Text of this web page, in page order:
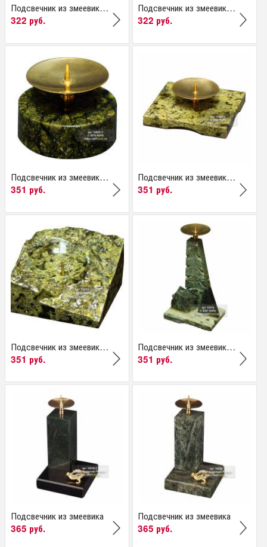
Подсвечник из змеевика...
322 руб.
Подсвечник из змеевика...
322 руб.
Подсвечник из змеевика...
351 руб.
Подсвечник из змеевика...
351 руб.
Подсвечник из змеевика...
351 руб.
Подсвечник из змеевика...
351 руб.
Подсвечник из змеевика
365 руб.
Подсвечник из змеевика
365 руб.